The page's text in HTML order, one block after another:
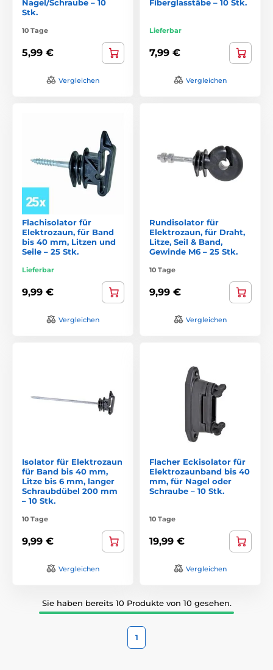
Nagel/Schraube – 10
Stk.
10 Tage
5,99 €
Vergleichen
Fiberglasstäbe – 10 Stk.
Lieferbar
7,99 €
Vergleichen
Flachisolator für
Elektrozaun, für Band
bis 40 mm, Litzen und
Seile – 25 Stk.
Lieferbar
9,99 €
Vergleichen
Rundisolator für
Elektrozaun, für Draht,
Litze, Seil & Band,
Gewinde M6 – 25 Stk.
10 Tage
9,99 €
Vergleichen
Isolator für Elektrozaun
für Band bis 40 mm,
Litze bis 6 mm, langer
Schraubdübel 200 mm
– 10 Stk.
10 Tage
9,99 €
Vergleichen
Flacher Eckisolator für
Elektrozaunband bis 40
mm, für Nagel oder
Schraube – 10 Stk.
10 Tage
19,99 €
Vergleichen
Sie haben bereits 10 Produkte von 10 gesehen.
1